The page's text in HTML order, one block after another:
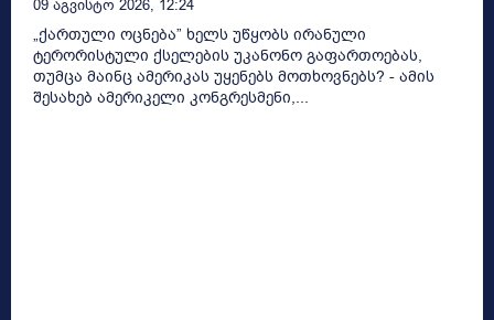
09 Აგვისტო 2026, 12:24
„ქართული ოცნება” ხელს უწყობს ირანული
ტერორისტული ქსელების უკანონო გაფართოებას,
თუმცა მაინც ამერიკას უყენებს მოთხოვნებს? - ამის
შესახებ ამერიკელი კონგრესმენი,...